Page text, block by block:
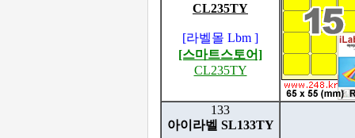
CL235TY
[라벨몰 Lbm ]
[스마트스토어]
CL235TY
133
아이라벨 SL133TY